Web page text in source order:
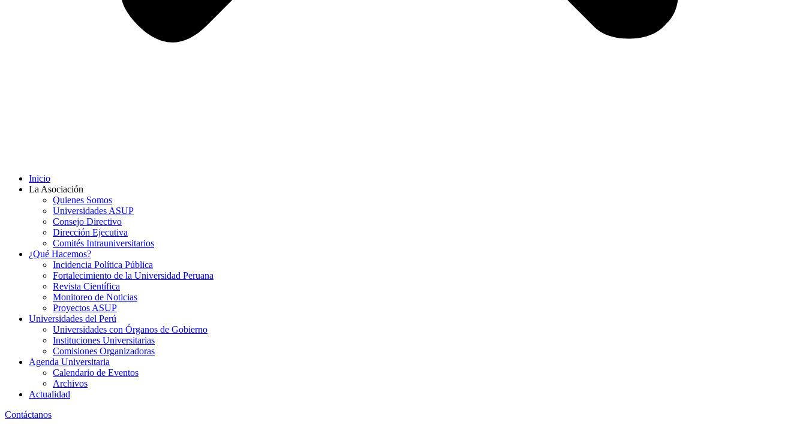
Inicio
La Asociación
Quienes Somos
Universidades ASUP
Consejo Directivo
Dirección Ejecutiva
Comités Intrauniversitarios
¿Qué Hacemos?
Incidencia Política Pública
Fortalecimiento de la Universidad Peruana
Revista Científica
Monitoreo de Noticias
Proyectos ASUP
Universidades del Perú
Universidades con Órganos de Gobierno
Instituciones Universitarias
Comisiones Organizadoras
Agenda Universitaria
Calendario de Eventos
Archivos
Actualidad
Contáctanos